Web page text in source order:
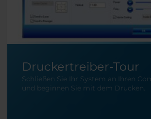
Druckertreiber-Tour
Schließen Sie Ihr System an Ihren
und beginnen Sie mit dem Drucken.